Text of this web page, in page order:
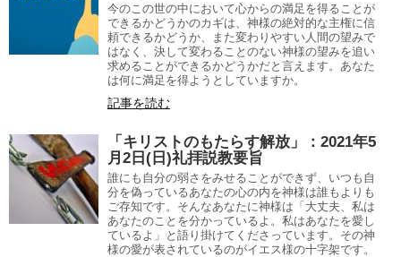
今のこの世の中において心からの満足を得ることが
できるかどうかのカギは、神様の絶対的な主権に信
頼できるかどうか、また変わりやすい人間の望みで
はなく、決して変わることのない神様の望みを追い
求めることができるかどうかだと言えます。あなた
は何に満足を得ようとしていますか。
記事を読む
「キリストのもたらす解放」：2021年5
月2日(日)礼拝説教要旨
誰にも自分の弱さをみせることができず、いつも自
分を偽っているあなたの心の内を神様は誰もよりも
ご存知です。そんなあなたに神様は「大丈夫、私は
あなたのことを分かっているよ。私はあなたを愛し
ているよ」と語り掛けてくださっています。その神
様の愛が表されているのがイエス様の十字架です。